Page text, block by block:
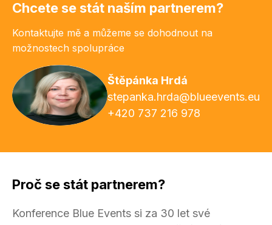
Chcete se stát naším partnerem?
Kontaktujte mě a můžeme se dohodnout na
možnostech spolupráce
Štěpánka Hrdá
stepanka.hrda@blueevents.eu
+420 737 216 978
Proč se stát partnerem?
Konference Blue Events si za 30 let své